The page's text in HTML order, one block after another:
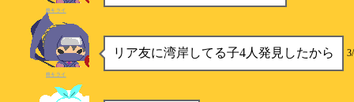
柊キライ
リア友に湾岸してる子4人発見したから
柊キライ